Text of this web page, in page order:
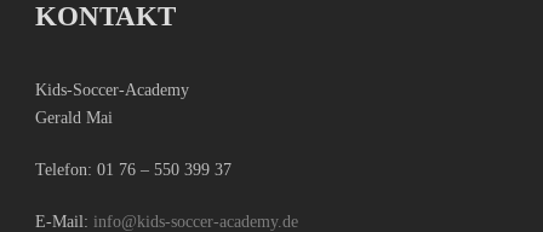
KONTAKT
Kids-Soccer-Academy
Gerald Mai
Telefon: 01 76 – 550 399 37
E-Mail: info@kids-soccer-academy.de